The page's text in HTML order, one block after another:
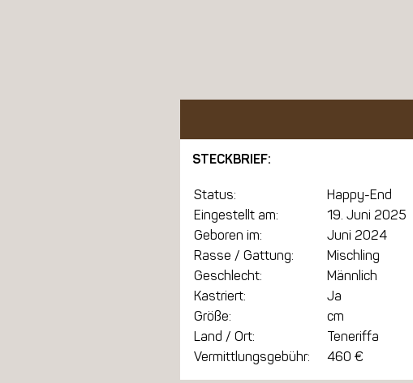
STECKBRIEF:
Status:
Happy-End
Eingestellt am:
19. Juni 2025
Geboren im:
Juni 2024
Rasse / Gattung:
Mischling
Geschlecht:
Männlich
Kastriert:
Ja
Größe:
cm
Land / Ort:
Teneriffa
Vermittlungsgebühr:
460 €